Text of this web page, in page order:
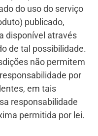
do uso do serviço
publicado,
disponível através
de tal possibilidade.
não permitem
por
em tais
responsabilidade
permitida por lei.